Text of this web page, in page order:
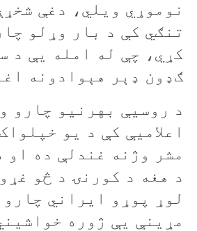
نوموړي ويلي، دغې
تنګي کې د بار وړلو
کړي، چې له امله یې د
ګډون ډېر هېوادونه
د روسیې بهرنیو چارو
اعلاميې کې د یو
مشر وژنه غندلې ده او
د هغه د کورنۍ د څو
لوړ پوړو ایراني
مړینې يې ژوره